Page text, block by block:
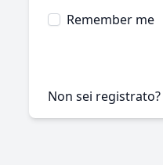
Remember me
Non sei registrato?